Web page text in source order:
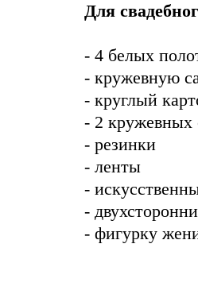
Для
- 4 белых
- кружевную
- круглый
- 2 кружевных
- резинки
- ленты
-
-
- фигурку